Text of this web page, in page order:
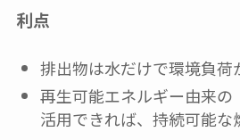
利点
排出物は水だけで環境負荷
再生可能エネルギー由来の
活用できれば、持続可能な